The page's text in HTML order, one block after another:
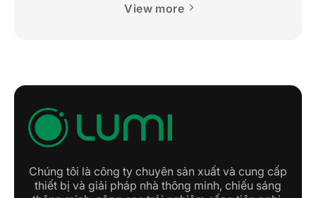
View more
Chúng tôi là công ty chuyên sản xuất và cung cấp
thiết bị và giải pháp nhà thông minh, chiếu sáng